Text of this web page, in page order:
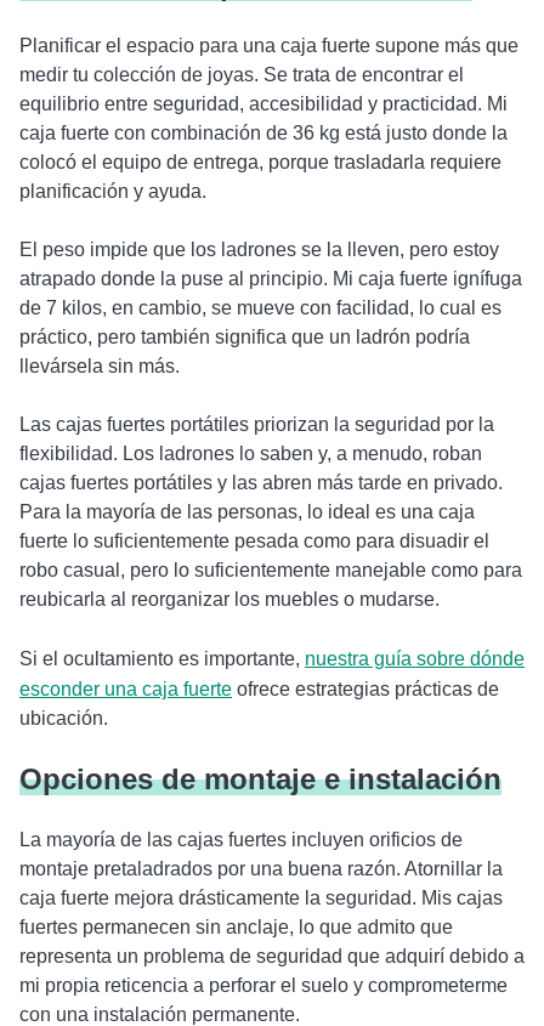
Planificar el espacio para una caja fuerte supone más que
medir tu colección de joyas. Se trata de encontrar el
equilibrio entre seguridad, accesibilidad y practicidad. Mi
caja fuerte con combinación de 36 kg está justo donde la
colocó el equipo de entrega, porque trasladarla requiere
planificación y ayuda.
El peso impide que los ladrones se la lleven, pero estoy
atrapado donde la puse al principio. Mi caja fuerte ignífuga
de 7 kilos, en cambio, se mueve con facilidad, lo cual es
práctico, pero también significa que un ladrón podría
llevársela sin más.
Las cajas fuertes portátiles priorizan la seguridad por la
flexibilidad. Los ladrones lo saben y, a menudo, roban
cajas fuertes portátiles y las abren más tarde en privado.
Para la mayoría de las personas, lo ideal es una caja
fuerte lo suficientemente pesada como para disuadir el
robo casual, pero lo suficientemente manejable como para
reubicarla al reorganizar los muebles o mudarse.
Si el ocultamiento es importante, nuestra guía sobre dónde
esconder una caja fuerte ofrece estrategias prácticas de
ubicación.
Opciones de montaje e instalación
La mayoría de las cajas fuertes incluyen orificios de
montaje pretaladrados por una buena razón. Atornillar la
caja fuerte mejora drásticamente la seguridad. Mis cajas
fuertes permanecen sin anclaje, lo que admito que
representa un problema de seguridad que adquirí debido a
mi propia reticencia a perforar el suelo y comprometerme
con una instalación permanente.